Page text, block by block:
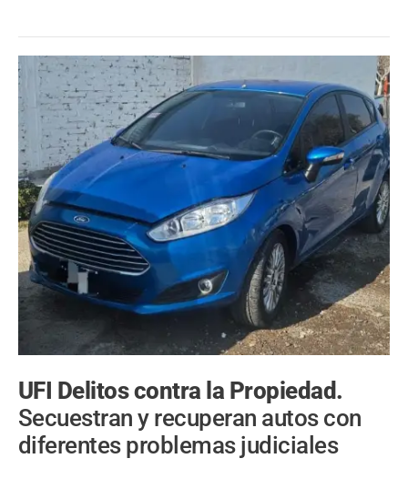
UFI Delitos contra la Propiedad.
Secuestran y recuperan autos con
diferentes problemas judiciales